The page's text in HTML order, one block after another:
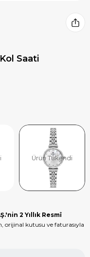
Saati
Ürün Tükendi
2 Yıllık Resmî
orijinal kutusu ve faturasıyla